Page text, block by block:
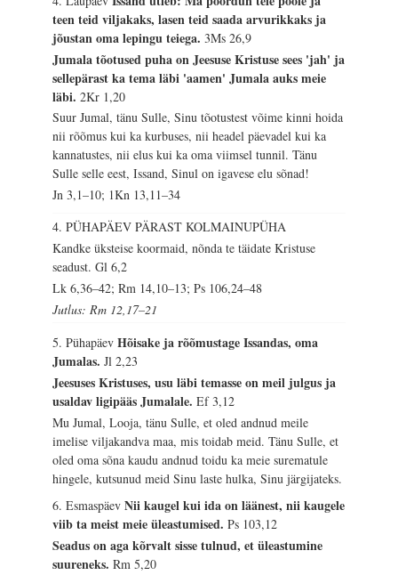
teen teid viljakaks, lasen teid saada arvurikkaks ja
jõustan oma lepingu teiega.3Ms 26,9
Jumala tõotused puha on Jeesuse Kristuse sees 'jah' ja
sellepärast ka tema läbi 'aamen' Jumala auks meie
läbi.2Kr 1,20
Suur Jumal, tänu Sulle, Sinu tõotustest võime kinni hoida
nii rõõmus kui ka kurbuses, nii headel päevadel kui ka
kannatustes, nii elus kui ka oma viimsel tunnil. Tänu
Sulle selle eest, Issand, Sinul on igavese elu sõnad!
Jn 3,1–10; 1Kn 13,11–34
4. PÜHAPÄEV PÄRAST KOLMAINUPÜHA
Kandke üksteise koormaid, nõnda te täidate Kristuse
seadust.Gl 6,2
Lk 6,36–42; Rm 14,10–13; Ps 106,24–48
Jutlus: Rm 12,17–21
5. PühapäevHõisake ja rõõmustage Issandas, oma
Jumalas.Jl 2,23
Jeesuses Kristuses, usu läbi temasse on meil julgus ja
usaldav ligipääs Jumalale.Ef 3,12
Mu Jumal, Looja, tänu Sulle, et oled andnud meile
imelise viljakandva maa, mis toidab meid. Tänu Sulle, et
oled oma sõna kaudu andnud toidu ka meie surematule
hingele, kutsunud meid Sinu laste hulka, Sinu järgijateks.
6. EsmaspäevNii kaugel kui ida on läänest, nii kaugele
viib ta meist meie üleastumised.Ps 103,12
Seadus on aga kõrvalt sisse tulnud, et üleastumine
suureneks.Rm 5,20